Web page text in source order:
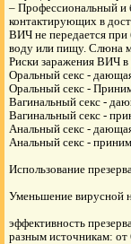
– Профессиональный и
контактирующих в
ВИЧ не передается при
воду или пищу. Слюна
Риски заражения ВИЧ в
Оральный секс -
Оральный секс -
Вагинальный секс -
Вагинальный секс -
Анальный секс -
Анальный секс -
Использование
Уменьшение вирусной
эффективность
разным источникам: от